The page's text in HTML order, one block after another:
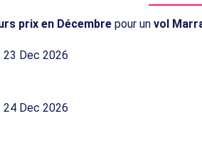
prix en Décembrepour un vol
23 Dec 2026
24 Dec 2026